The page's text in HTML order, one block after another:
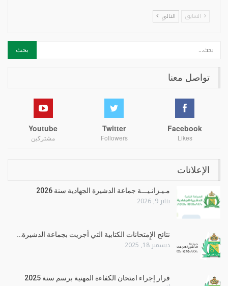
السابق التالي
تواصل معنا
Facebook
Likes
Twitter
Followers
Youtube
مشتركين
الإعلانات
مـيـزانـيـــة جماعة الدشيرة الجهادية سنة 2026
يناير 9, 2026
نتائج الإِمتحانات الكتابية التي أجريت بجماعة الدشيرة…
ديسمبر 18, 2025
قرار إجراء امتحان الكفاءة المهنية برسم سنة 2025